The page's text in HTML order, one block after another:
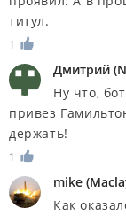
титул.
1
Дмитрий (
Ну что,
привез
держать!
1
mike (
Как